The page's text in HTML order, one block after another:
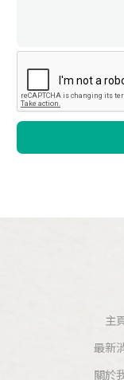
主
最新
關於